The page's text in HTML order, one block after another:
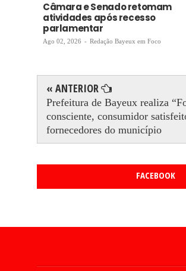
Câmara e Senado retomam
atividades após recesso
parlamentar
Ago 02, 2026 - Redação Bayeux em Foco
« ANTERIOR
Prefeitura de Bayeux realiza
consciente, consumidor
fornecedores do município
FACEBOOK